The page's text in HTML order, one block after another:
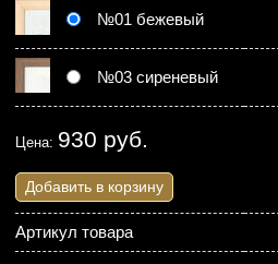
№01 бежевый
№03 сиреневый
Цена: 930 руб.
Добавить в корзину
Артикул товара